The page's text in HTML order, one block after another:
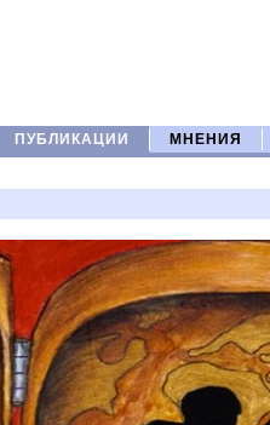
ПУБЛИКАЦИИ МНЕНИЯ